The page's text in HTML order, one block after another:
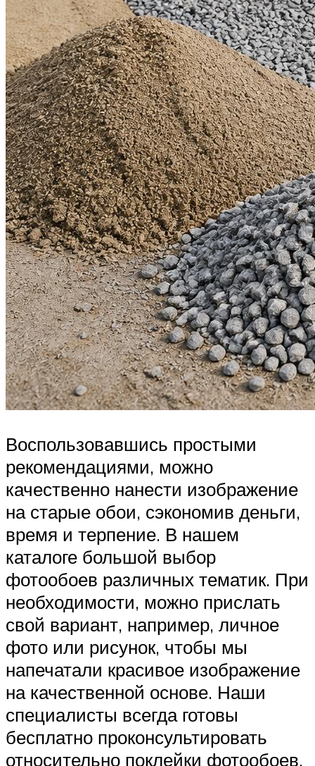
Воспользовавшись простыми
рекомендациями, можно
качественно нанести изображение
на старые обои, сэкономив деньги,
время и терпение. В нашем
каталоге большой выбор
фотообоев различных тематик. При
необходимости, можно прислать
свой вариант, например, личное
фото или рисунок, чтобы мы
напечатали красивое изображение
на качественной основе. Наши
специалисты всегда готовы
бесплатно проконсультировать
относительно поклейки фотообоев.